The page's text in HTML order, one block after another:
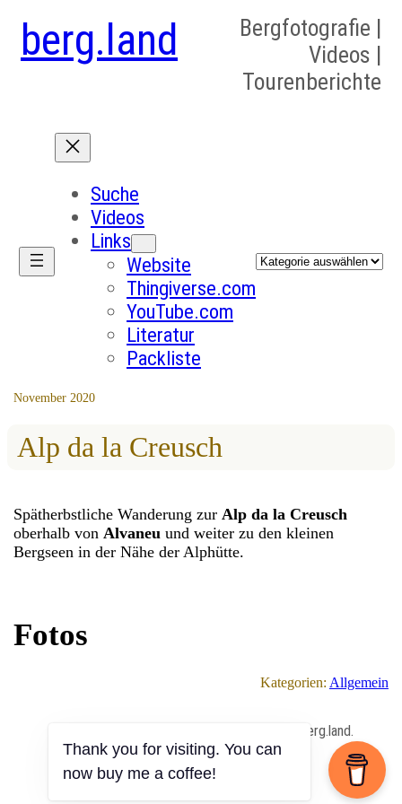
berg.land
Bergfotografie |
Videos |
Tourenberichte
Suche
Videos
Links
Website
Thingiverse.com
YouTube.com
Literatur
Packliste
Kategorien
November 2020
Alp da la Creusch
Spätherbstliche Wanderung zurAlp da la Creusch
oberhalb vonAlvaneu und weiter zu den kleinen
Bergseen in der Nähe der Alphütte.
Fotos
Kategorien: Allgemein
All Content Copyrighted ⓒ 2013 – 2026 by berg.land.
Impressum |Datenschutz
Thank you for visiting. You can
now buy me a coffee!